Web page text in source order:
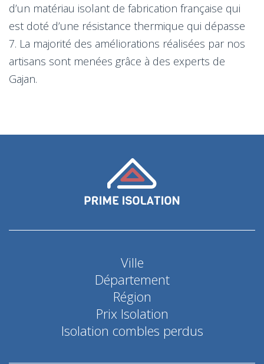
d’un matériau isolant de fabrication française qui
est doté d’une résistance thermique qui dépasse
7. La majorité des améliorations réalisées par nos
artisans sont menées grâce à des experts de
Gajan.
Ville
Département
Région
Prix Isolation
Isolation combles perdus